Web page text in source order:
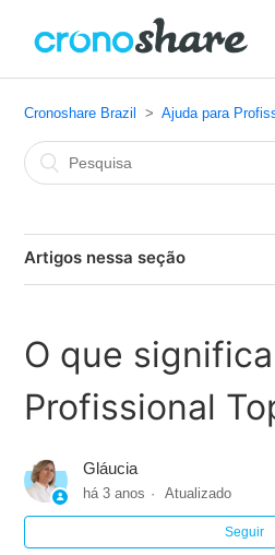
Cronoshare Brazil Ajuda para
Artigos nessa seção
Como posso me tornar um
Benefícios de ser um Profissional
Duração do status de Profissional
Como os clientes sabem que
O que
Profissional
Gláucia
há 3 anos Atualizado
Seguir